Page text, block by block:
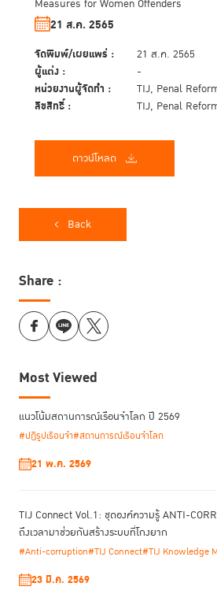
Measures for Women Offenders
21 ส.ค. 2565
จัดพิมพ์/เผยแพร่ : 21 ส.ค. 2565
ผู้แต่ง : -
หน่วยงานผู้จัดทำ : TIJ, Penal
ลิขสิทธิ์ : TIJ, Penal
ดาวน์โหลด
Back
Share :
Most Viewed
แนวโน้มสถานการณ์เรือนจำโลก ปี 2569
#ปฏิรูปเรือนจำ#สถานการณ์เรือนจำโลก
21 พ.ค. 2569
TIJ Connect Vol.1: ชุดองค์ความรู้ ANTI-
ถึงเวลามาช่วยกันสร้างระบบที่โกงยาก
#Anti-corruption#TIJ Connect#TIJ Knowledge
23 มี.ค. 2569